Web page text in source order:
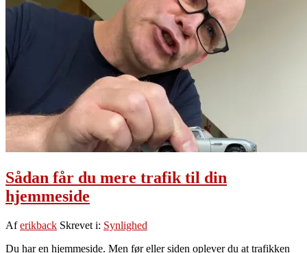
flere
kunder
Sådan får du mere trafik til din
hjemmeside
Aferikback Skrevet i: Synlighed
Du har en hjemmeside. Men før eller siden oplever du at trafikken